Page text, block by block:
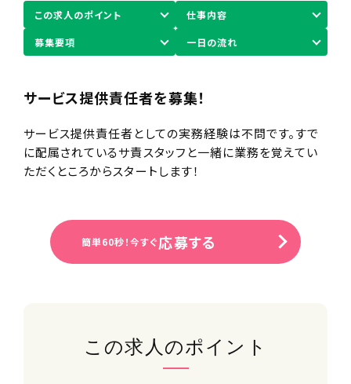
この求人のポイント 仕事内容
募集要項 一日の流れ
サービス提供責任者を募集！
サービス提供責任者としての実務経験は不問です。すで
に配属されているサ責スタッフと一緒に業務を覚えてい
ただくところからスタートします！
簡単60秒！今すぐ応募する
この求人のポイント